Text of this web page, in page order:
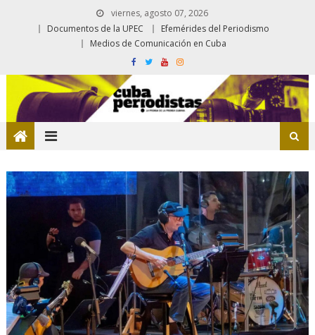
viernes, agosto 07, 2026
Documentos de la UPEC
Efemérides del Periodismo
Medios de Comunicación en Cuba